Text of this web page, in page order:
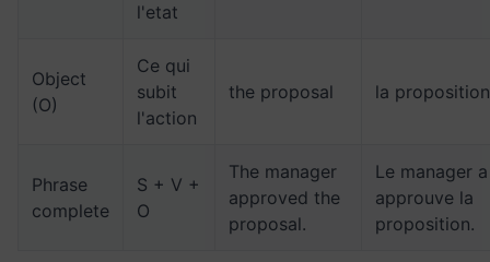
l'etat
Object
(O)
Ce qui
subit
l'action
the proposal la proposition
Phrase
complete
S + V +
O
The manager
approved the
proposal.
Le manager a
approuve la
proposition.